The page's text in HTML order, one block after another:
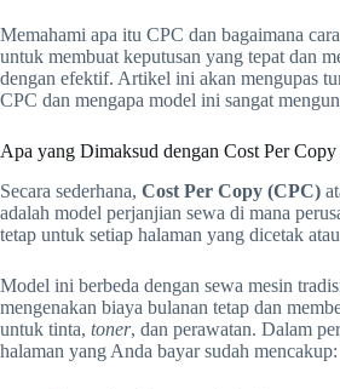
Memahami apa itu CPC dan bagaimana
untuk membuat keputusan yang tepat dan
dengan efektif. Artikel ini akan mengupas
CPC dan mengapa model ini sangat
Apa yang Dimaksud dengan Cost Per
Secara sederhana, Cost Per Copy (CPC)
adalah model perjanjian sewa di mana
tetap untuk setiap halaman yang dicetak
Model ini berbeda dengan sewa mesin
mengenakan biaya bulanan tetap dan
untuk tinta, toner, dan perawatan. Dalam
halaman yang Anda bayar sudah mencakup: